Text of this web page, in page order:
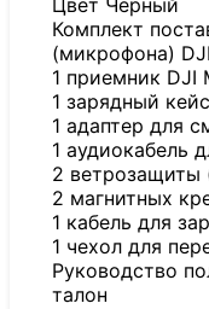
Цвет Черный
Комплект
(микрофона)
1 приемник DJI
1 зарядный
1 адаптер для
1 аудиокабель
2 ветрозащиты
2 магнитных
1 кабель для
1 чехол для
Руководство
талон